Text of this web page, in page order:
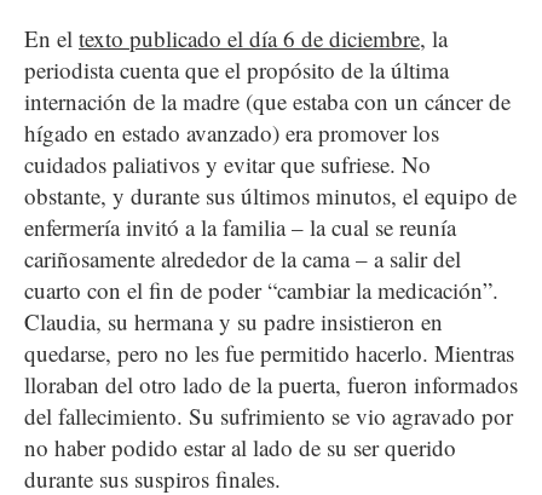
En el texto publicado el día 6 de diciembre, la
periodista cuenta que el propósito de la última
internación de la madre (que estaba con un cáncer de
hígado en estado avanzado) era promover los
cuidados paliativos y evitar que sufriese. No
obstante, y durante sus últimos minutos, el equipo de
enfermería invitó a la familia – la cual se reunía
cariñosamente alrededor de la cama – a salir del
cuarto con el fin de poder “cambiar la medicación”.
Claudia, su hermana y su padre insistieron en
quedarse, pero no les fue permitido hacerlo. Mientras
lloraban del otro lado de la puerta, fueron informados
del fallecimiento. Su sufrimiento se vio agravado por
no haber podido estar al lado de su ser querido
durante sus suspiros finales.